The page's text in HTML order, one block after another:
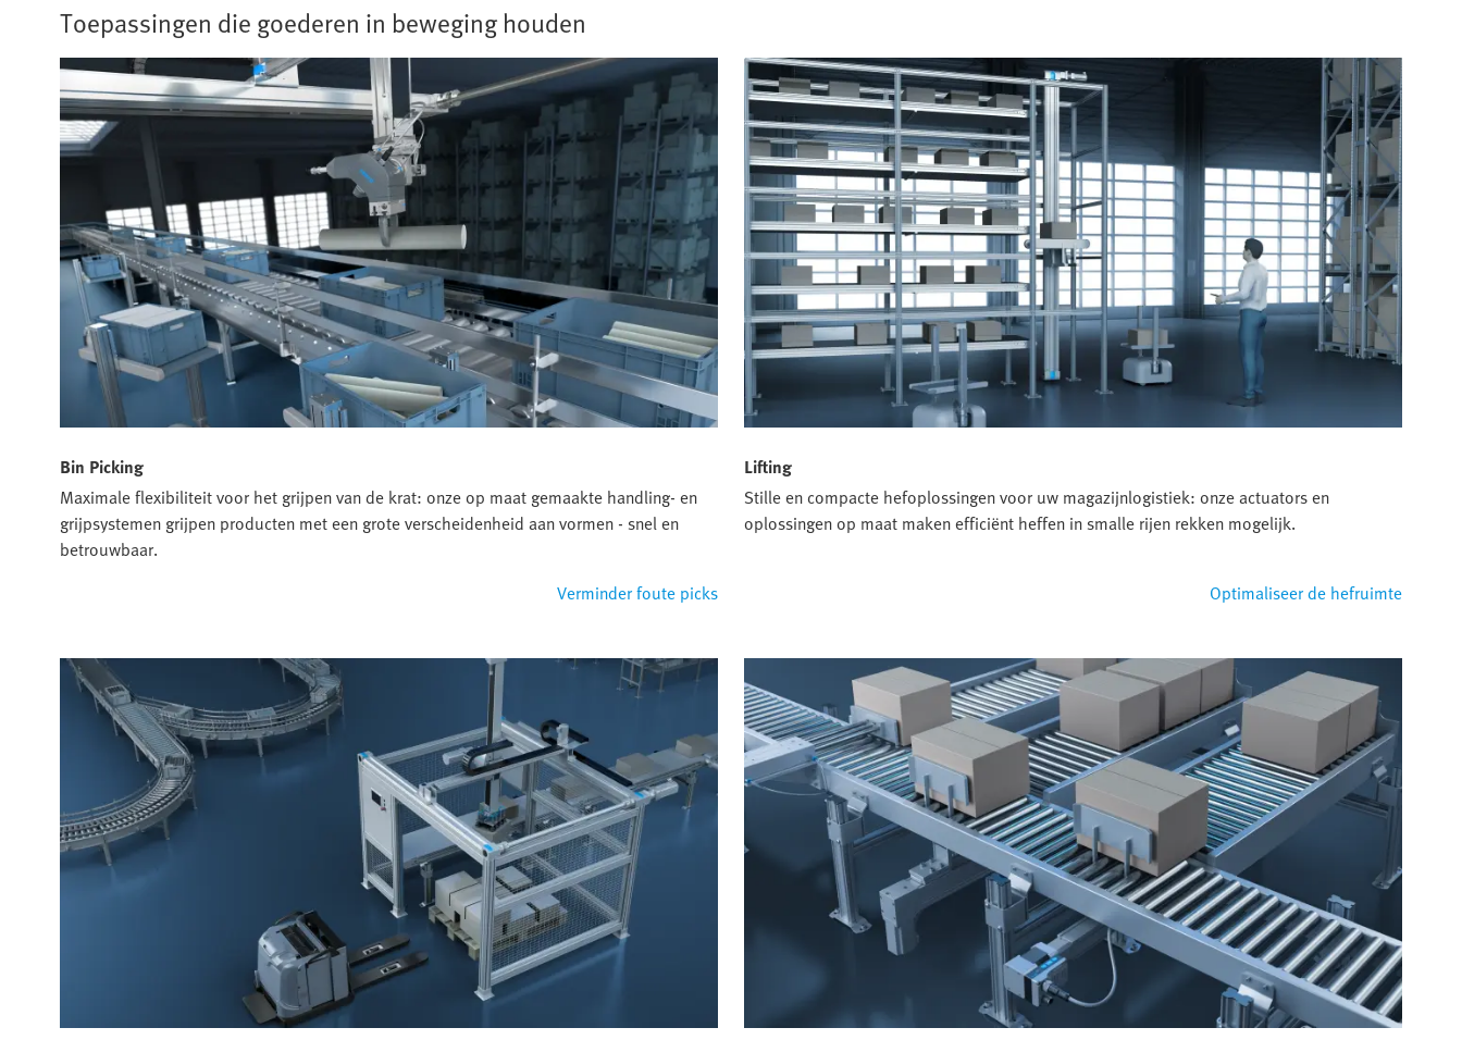
Toepassingen die goederen in beweging houden
Bin Picking
Maximale flexibiliteit voor het grijpen van de krat: onze op maat gemaakte handling- en
grijpsystemen grijpen producten met een grote verscheidenheid aan vormen - snel en
betrouwbaar.
Verminder foute picks
Lifting
Stille en compacte hefoplossingen voor uw magazijnlogistiek: onze actuators en
oplossingen op maat maken efficiënt heffen in smalle rijen rekken mogelijk.
Optimaliseer de hefruimte